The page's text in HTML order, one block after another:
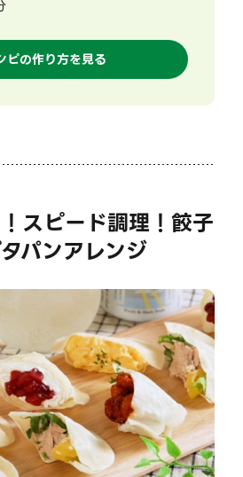
ピの作り方を見る
スピード調理！餃子
パンアレンジ